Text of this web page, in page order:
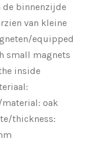
de binnenzijde
van kleine
equipped
small magnets
inside
oak
thickness: